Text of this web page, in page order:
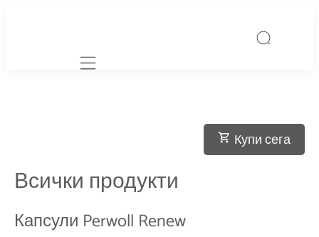
Mobile navigation
Купи сега
Всички продукти
Капсули Perwoll Renew